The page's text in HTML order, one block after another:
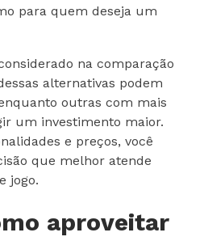
para quem deseja um
na comparação
alternativas podem
outras com mais
um investimento maior.
e preços, você
que melhor atende
jogo.
aproveitar